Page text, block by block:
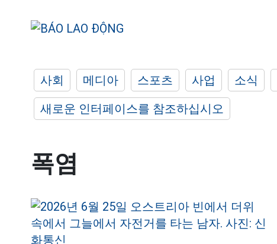
사회 메디아 스포츠 사업 소식
새로운 인터페이스를 참조하십시오
폭염